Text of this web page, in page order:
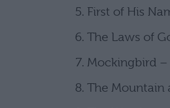
First of His
The Laws of
Mockingbird
The Mountain